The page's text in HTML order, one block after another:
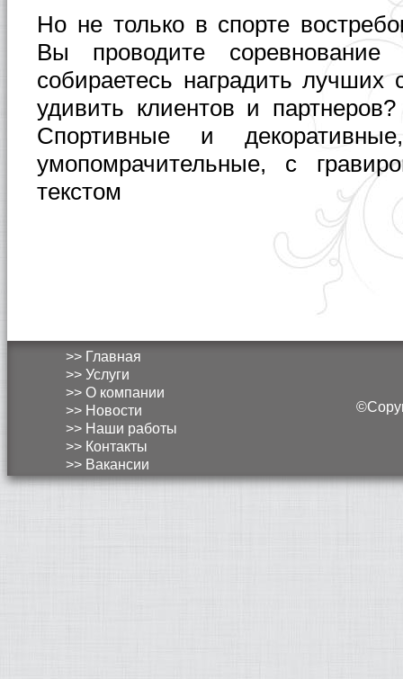
Но не только в спорте
Вы проводите
собираетесь наградить лучших
удивить клиентов и
Спортивные и
умопомрачительные, с
текстом
>> Главная
>> Услуги
>> О компании
>> Новости
>> Наши работы
>> Контакты
>> Вакансии